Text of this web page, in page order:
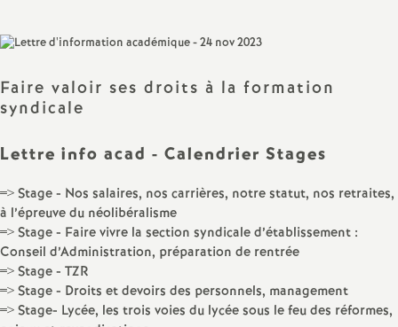
t
o
n
a
l
Faire valoir ses droits à la formation
syndicale
Lettre info acad - Calendrier Stages
=> Stage - Nos salaires, nos carrières, notre statut, nos retraites,
à l’épreuve du néolibéralisme
=> Stage - Faire vivre la section syndicale d’établissement :
Conseil d’Administration, préparation de rentrée
=> Stage - TZR
=> Stage - Droits et devoirs des personnels, management
=> Stage- Lycée, les trois voies du lycée sous le feu des réformes,